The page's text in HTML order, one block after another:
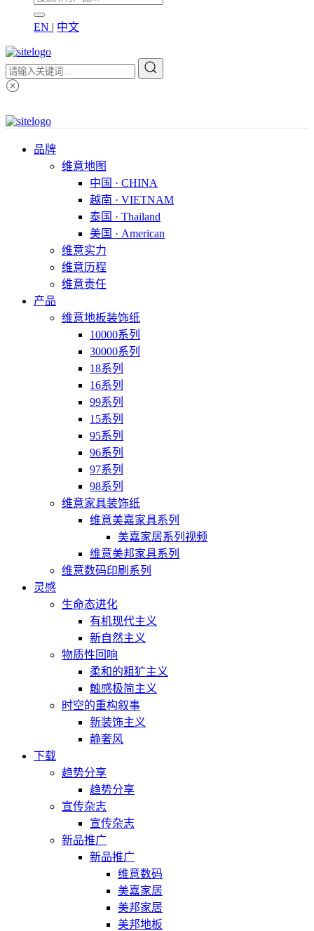
EN | 中文
品牌
维意地图
中国 · CHINA
越南 · VIETNAM
泰国 · Thailand
美国 · American
维意实力
维意历程
维意责任
产品
维意地板装饰纸
10000系列
30000系列
18系列
16系列
99系列
15系列
95系列
96系列
97系列
98系列
维意家具装饰纸
维意美嘉家具系列
美嘉家居系列视频
维意美邦家具系列
维意数码印刷系列
灵感
生命态进化
有机现代主义
新自然主义
物质性回响
柔和的粗犷主义
触感极简主义
时空的重构叙事
新装饰主义
静奢风
下载
趋势分享
趋势分享
宣传杂志
宣传杂志
新品推广
新品推广
维意数码
美嘉家居
美邦家居
美邦地板